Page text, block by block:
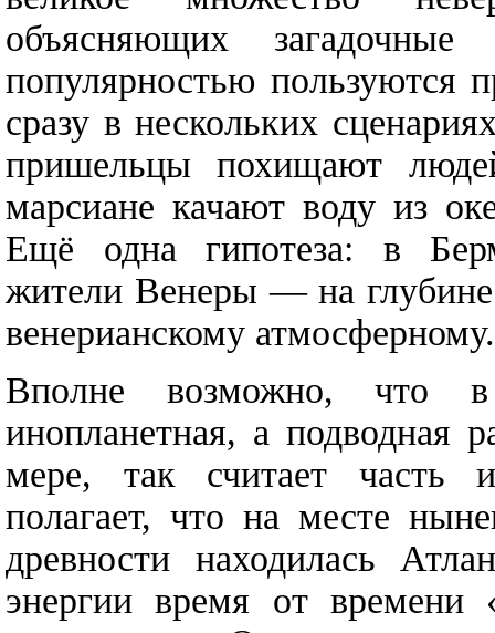
объясняющих загадочные
популярностью пользуются
сразу в нескольких
пришельцы похищают
марсиане качают воду из
Ещё одна гипотеза: в
жители Венеры — на глубине
венерианскому атмосферному.
Вполне возможно, что
инопланетная, а подводная
мере, так считает часть
полагает, что на месте
древности находилась
энергии время от времени